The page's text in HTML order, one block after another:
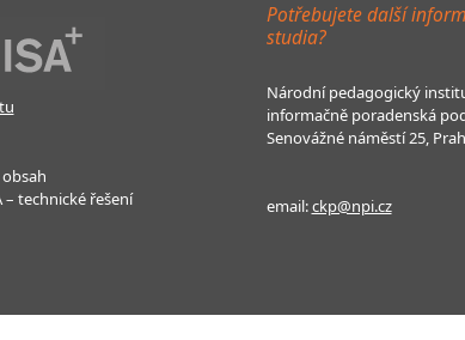
obsah
– technické řešení
Potřebujete další
studia?
Národní pedagogický
informačně poradenská
Senovážné náměstí 25,
email:ckp@npi.cz